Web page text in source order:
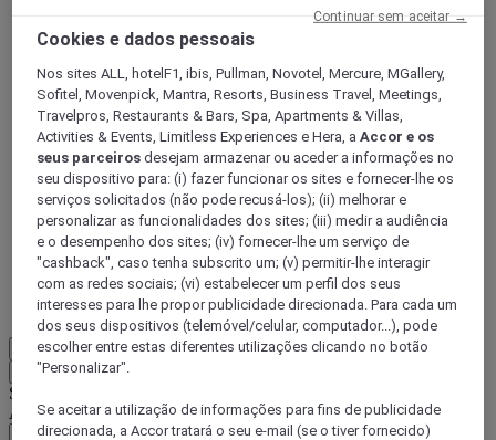
ALL Accor+ Voyager
15% de desconto durante todo o anonas suas
estadias em +30 marcas
DESCOBRIR
Mais
Voltar
Selecione o seu país e idioma abaixo
Área geográfica
Cookies e dados pessoais
Nos sites ALL, hotelF1, ibis, Pullman, Novotel, Mercure, MGallery,
Sofitel, Movenpick, Mantra, Resorts, Business Travel, Meetings,
Travelpros, Restaurants & Bars, Spa, Apartments & Villas,
Activities & Events, Limitless Experiences e Hera, aAccor e os
seus parceiros desejam armazenar ou aceder a informações no
seu dispositivo para: (i) fazer funcionar os sites e fornecer-lhe os
serviços solicitados (não pode recusá-los); (ii) melhorar e
personalizar as funcionalidades dos sites; (iii) medir a audiência
e o desempenho dos sites; (iv) fornecer-lhe um serviço de
"cashback", caso tenha subscrito um; (v) permitir-lhe interagir
com as redes sociais; (vi) estabelecer um perfil dos seus
interesses para lhe propor publicidade direcionada. Para cada um
dos seus dispositivos (telemóvel/celular, computador...), pode
escolher entre estas diferentes utilizações clicando no botão
"Personalizar".
Se aceitar a utilização de informações para fins de publicidade
direcionada, a Accor tratará o seu e-mail (se o tiver fornecido)
Continuar sem aceitar →